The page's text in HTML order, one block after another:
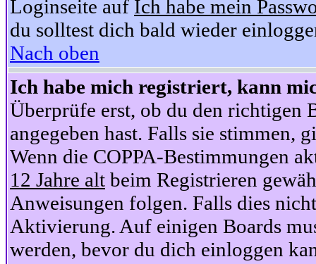
Loginseite auf Ich habe mein
du solltest dich bald wieder
Nach oben
Ich habe mich registriert, kann
Überprüfe erst, ob du den richtigen
angegeben hast. Falls sie stimmen,
Wenn die COPPA-Bestimmungen
12 Jahre alt beim Registrieren
Anweisungen folgen. Falls dies
Aktivierung. Auf einigen Boards
werden, bevor du dich einloggen